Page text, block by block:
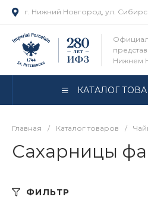
г. Нижний Новгород, ул.
Нижнем
КАТАЛОГ
Главная / Каталог товаров /
Сахарницы
ФИЛЬТР